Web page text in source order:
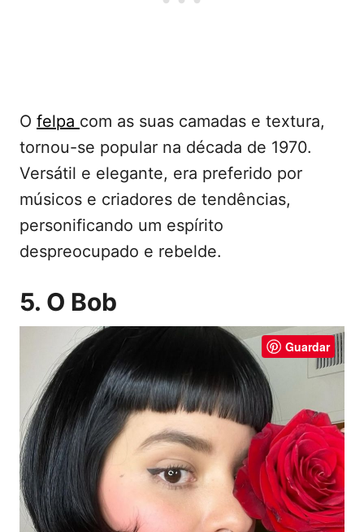
O felpa com as suas camadas e textura,
tornou-se popular na década de 1970.
Versátil e elegante, era preferido por
músicos e criadores de tendências,
personificando um espírito
despreocupado e rebelde.
5. O Bob
Guardar